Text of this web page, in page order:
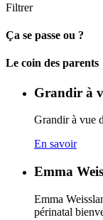
Filtrer
Ça se passe ou ?
Carto
Le coin des parents
Grandir à
Grandir à vue
En savoir
Emma
Emma
périnatal